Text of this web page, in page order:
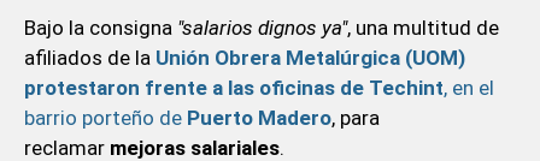
Bajo la consigna "salarios dignos ya", una multitud de
afiliados de la Unión Obrera Metalúrgica (UOM)
protestaron frente a las oficinas de Techint, en el
barrio porteño de Puerto Madero, para
reclamar mejoras salariales.